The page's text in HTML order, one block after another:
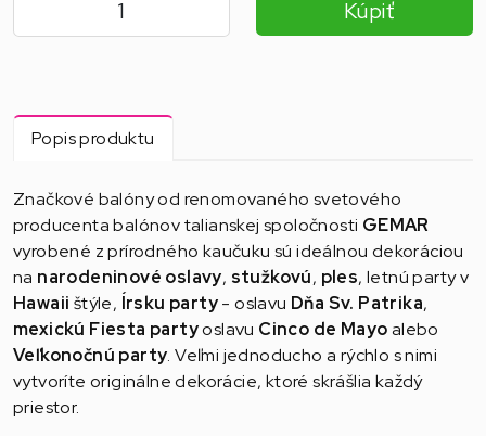
Kúpiť
Popis produktu
Značkové balóny od renomovaného svetového
producenta balónov talianskej spoločnosti GEMAR
vyrobené z prírodného kaučuku sú ideálnou dekoráciou
na narodeninové oslavy, stužkovú, ples, letnú party v
Hawaii štýle, Írsku party- oslavu Dňa Sv. Patrika,
mexickú Fiesta partyoslavu Cinco de Mayoalebo
Veľkonočnú party. Veľmi jednoducho a rýchlo s nimi
vytvoríte originálne dekorácie, ktoré skrášlia každý
priestor.